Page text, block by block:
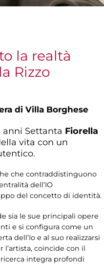
la realtà
Rizzo
di Villa Borghese
Settanta Fiorella
vita con un
che contraddistinguono
dell’IO
del concetto di identità.
sia le sue principali opere
e si configura come un
dell’Io e al suo realizzarsi
l’artista, coincide con il
ricerca integra profondi